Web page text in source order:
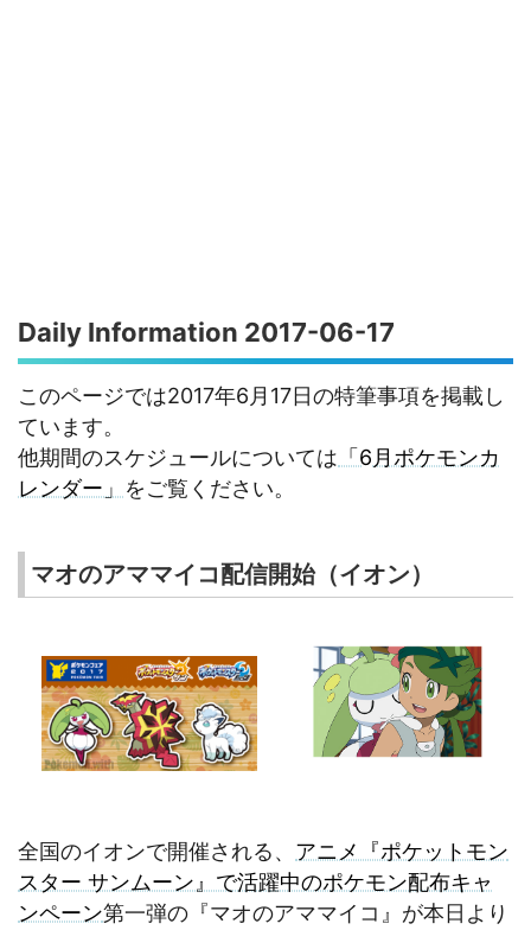
Daily Information 2017-06-17
このページでは2017年6月17日の特筆事項を掲載し
ています。
他期間のスケジュールについては 「6月ポケモンカ
レンダー」 をご覧ください。
マオのアママイコ配信開始（イオン）
全国のイオンで開催される、 アニメ『ポケットモン
スター サンムーン』で活躍中のポケモン配布キャ
ンペーン第一弾の『マオのアママイコ』が本日より